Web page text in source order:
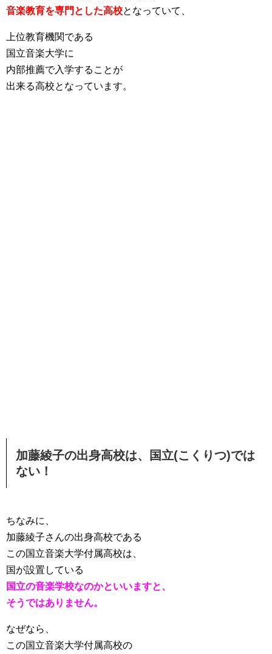
音楽教育を専門とした高校となっていて、
上位教育機関である
国立音楽大学に
内部推薦で入学することが
出来る高校となっています。
加藤綾子の出身高校は、国立(こくりつ)では
ない！
ちなみに、
加藤綾子さんの出身高校である
この国立音楽大学付属高校は、
国が設置している
国立の音楽学校なのかといいますと、
そうではありません。
なぜなら、
この国立音楽大学付属高校の